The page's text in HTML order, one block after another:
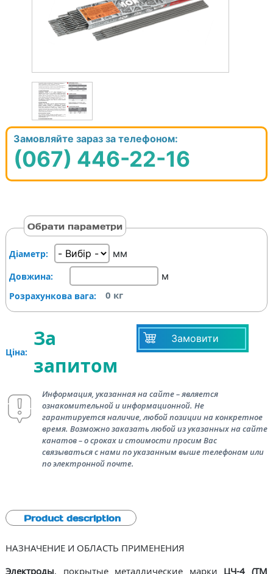
Замовляйте зараз за телефоном:
(067) 446-22-16
Обрати параметри
Діаметр: мм
Довжина: м
Розрахункова вага: 0 кг
Ціна:
За
запитом
Замовити
Информация, указанная на сайте – является
ознакомительной и информационной. Не
гарантируется наличие, любой позиции на конкретное
время. Возможно заказать любой из указанных на сайте
канатов – о сроках и стоимости просим Вас
связываться с нами по указанным выше телефонам или
по электронной почте.
Product description
НАЗНАЧЕНИЕ И ОБЛАСТЬ ПРИМЕНЕНИЯ
Электроды, покрытые металлические марки ЦЧ-4 (ТМ